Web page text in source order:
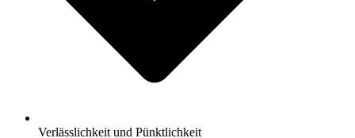
Verlässlichkeit und Pünktlichkeit